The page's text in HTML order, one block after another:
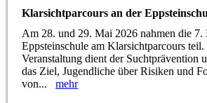
Klarsichtparcours an der
Am 28. und 29. Mai 2026 nahmen die 7.
Eppsteinschule am Klarsichtparcours
Veranstaltung dient der Suchtprävention
das Ziel, Jugendliche über Risiken und
von...mehr